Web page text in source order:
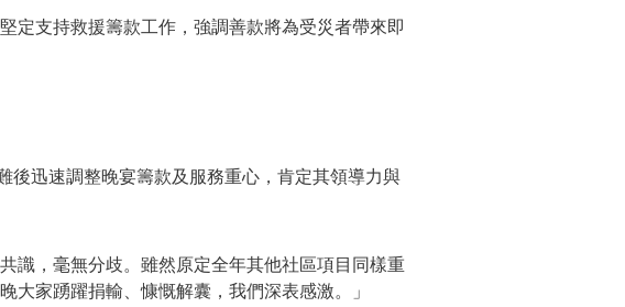
定支持救援籌款工作，強調善款將為受災者帶來即
迅速調整晚宴籌款及服務重心，肯定其領導力與
識，毫無分歧。雖然原定全年其他社區項目同樣重
家踴躍捐輸、慷慨解囊，我們深表感激。」